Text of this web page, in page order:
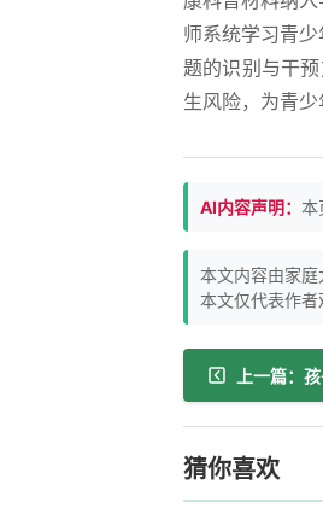
师系统学习青
题的识别与干
生风险，为青少
AI内容声明： 本
本文内容由家庭
本文仅代表作者
猜你喜欢